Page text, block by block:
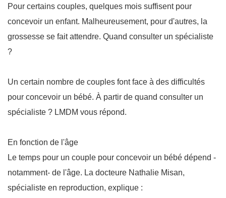
Pour certains couples, quelques mois suffisent pour
concevoir un enfant. Malheureusement, pour d'autres, la
grossesse se fait attendre. Quand consulter un spécialiste
?
Un certain nombre de couples font face à des difficultés
pour concevoir un bébé. À partir de quand consulter un
spécialiste ? LMDM vous répond.
En fonction de l'âge
Le temps pour un couple pour concevoir un bébé dépend -
notamment- de l'âge. La docteure Nathalie Misan,
spécialiste en reproduction, explique :